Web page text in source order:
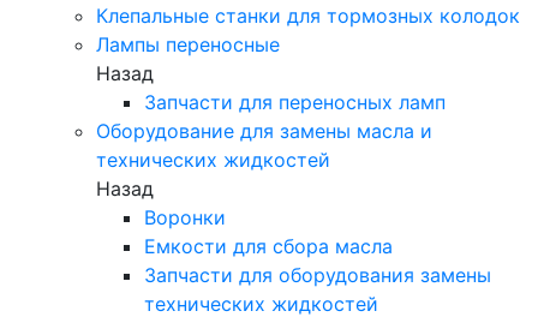
Клепальные станки для тормозных колодок
Лампы переносные
Назад
Запчасти для переносных ламп
Оборудование для замены масла и
технических жидкостей
Назад
Воронки
Емкости для сбора масла
Запчасти для оборудования замены
технических жидкостей